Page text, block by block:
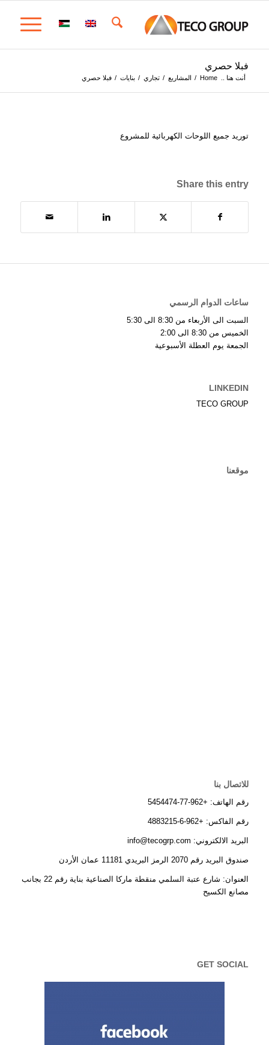
فبلا حصري
أنت هنا .. Home
/ المشاريع / تجاري / بنايات / فبلا حصري
توريد جميع اللوحات الكهربائية للمشروع
Share this entry
ساعات الدوام الرسمي
السبت الى الأربعاء من 8:30 الى 5:30
الخميس من 8:30 الى 2:00
الجمعة يوم العطلة الأسبوعية
LINKEDIN
TECO GROUP
موقعنا
للاتصال بنا
رقم الهاتف: +962-77-5454474
رقم الفاكس: +962-6-4883215
البريد الالكتروني: info@tecogrp.com
صندوق البريد رقم 2070 الرمز البريدي 11181 عمان الأردن
العنوان: شارع عتبة السلمي منقطة ماركا الصناعية بناية رقم 22 بجانب
مصانع الكسيح
GET SOCIAL